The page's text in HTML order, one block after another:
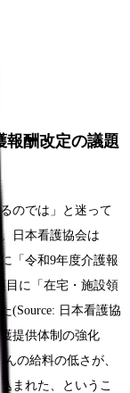
報酬改定の議題
のでは」と迷って
日本看護協会は
「令和9年度介護報
目に「在宅・施設領
(Source: 日本看護協
提供体制の強化
の給料の低さが、
まれた、というこ